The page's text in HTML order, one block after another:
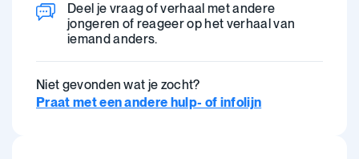
Deel je vraag of verhaal met andere
jongeren of reageer op het verhaal van
iemand anders.
Niet gevonden wat je zocht?
Praat met een andere hulp- of infolijn